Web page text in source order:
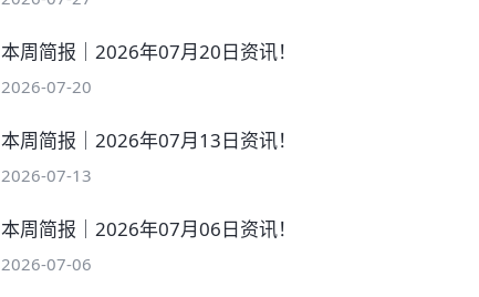
本周简报｜2026年07月20日资讯！
2026-07-20
本周简报｜2026年07月13日资讯！
2026-07-13
本周简报｜2026年07月06日资讯！
2026-07-06